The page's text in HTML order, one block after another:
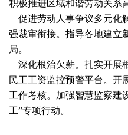
积极推进区域和谐劳动关系
促进劳动人事争议多元化
强裁审衔接。指导各地建立
局。
深化根治欠薪。扎实开展
民工工资监控预警平台。开
工作考核。加强智慧监察建
工”专项行动。